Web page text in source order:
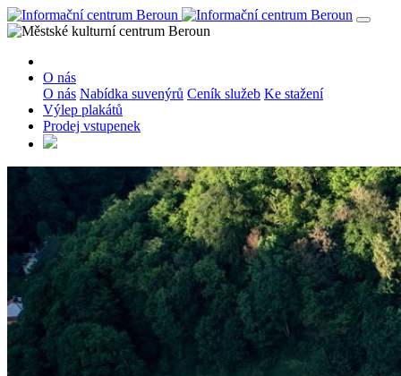
O nás
O nás Nabídka suvenýrů Ceník služeb Ke stažení
Výlep plakátů
Prodej vstupenek